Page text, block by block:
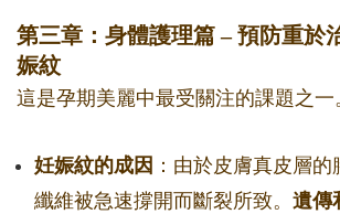
第三章：身體護理篇 – 預防重於
娠紋
這是孕期美麗中最受關注的課題之一
妊娠紋的成因 ：由於皮膚真皮層
纖維被急速撐開而斷裂所致。 遺傳